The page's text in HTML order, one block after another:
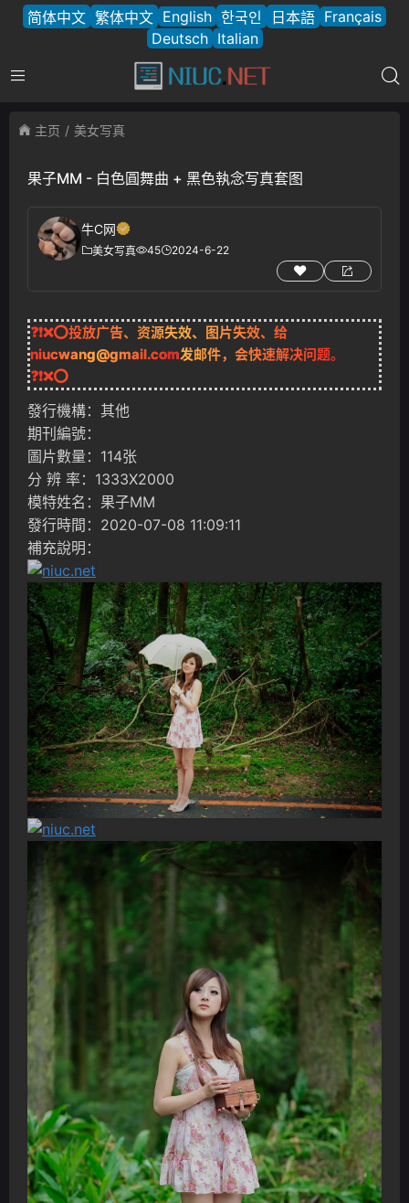
简体中文 繁体中文 English 한국인 日本語 Français
Deutsch Italian
主页 美女写真
果子MM - 白色圓舞曲 + 黑色執念写真套图
牛C网
美女写真 45 2024-6-22
❓❗❌⭕投放广告、资源失效、图片失效、给
niucwang@gmail.com发邮件，会快速解决问题。
❓❗❌⭕
發行機構：其他
期刊編號：
圖片數量：114张
分 辨 率：1333X2000
模特姓名：果子MM
發行時間：2020-07-08 11:09:11
補充說明：